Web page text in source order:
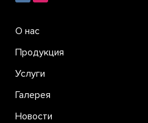
О нас
Продукция
Услуги
Галерея
Новости